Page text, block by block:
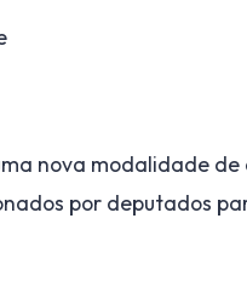
nova modalidade de
por deputados